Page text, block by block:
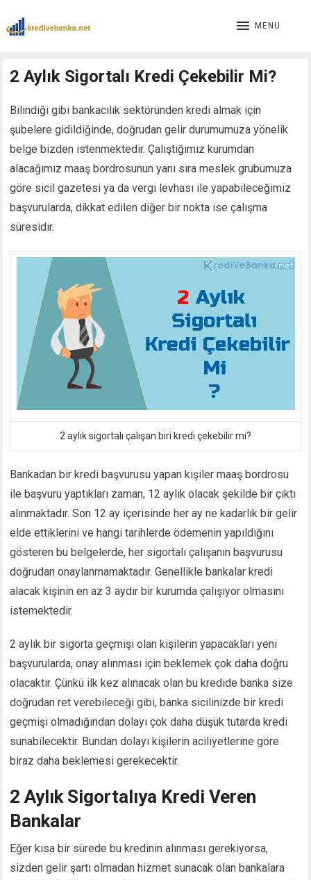
MENU
2 Aylık Sigortalı Kredi Çekebilir Mi?
Bilindiği gibi bankacılık sektöründen kredi almak için
şubelere gidildiğinde, doğrudan gelir durumumuza yönelik
belge bizden istenmektedir. Çalıştığımız kurumdan
alacağımız maaş bordrosunun yanı sıra meslek grubumuza
göre sicil gazetesi ya da vergi levhası ile yapabileceğimiz
başvurularda, dikkat edilen diğer bir nokta ise çalışma
süresidir.
2 aylık sigortalı çalışan biri kredi çekebilir mi?
Bankadan bir kredi başvurusu yapan kişiler maaş bordrosu
ile başvuru yaptıkları zaman, 12 aylık olacak şekilde bir çıktı
alınmaktadır. Son 12 ay içerisinde her ay ne kadarlık bir gelir
elde ettiklerini ve hangi tarihlerde ödemenin yapıldığını
gösteren bu belgelerde, her sigortalı çalışanın başvurusu
doğrudan onaylanmamaktadır. Genellikle bankalar kredi
alacak kişinin en az 3 aydır bir kurumda çalışıyor olmasını
istemektedir.
2 aylık bir sigorta geçmişi olan kişilerin yapacakları yeni
başvurularda, onay alınması için beklemek çok daha doğru
olacaktır. Çünkü ilk kez alınacak olan bu kredide banka size
doğrudan ret verebileceği gibi, banka sicilinizde bir kredi
geçmişi olmadığından dolayı çok daha düşük tutarda kredi
sunabilecektir. Bundan dolayı kişilerin aciliyetlerine göre
biraz daha beklemesi gerekecektir.
2 Aylık Sigortalıya Kredi Veren
Bankalar
Eğer kısa bir sürede bu kredinin alınması gerekiyorsa,
sizden gelir şartı olmadan hizmet sunacak olan bankalara